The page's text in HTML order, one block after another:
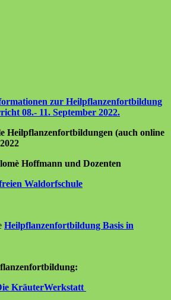
zur Heilpflanzenfortbildung
08.- 11. September 2022.
Heilpflanzenfortbildungen (auch online
Hoffmann und Dozenten
Waldorfschule
Heilpflanzenfortbildung Basis in
KräuterWerkstatt